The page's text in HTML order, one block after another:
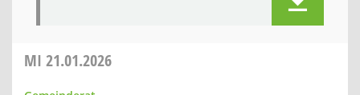
MI 21.01.2026